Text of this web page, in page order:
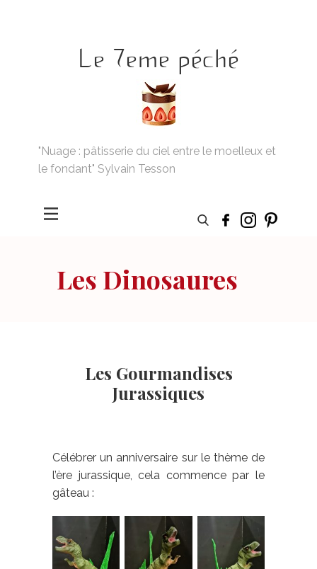
Le 7eme péché
"Nuage : pâtisserie du ciel entre le moelleux et
le fondant" Sylvain Tesson
Les Dinosaures
Les Gourmandises
Jurassiques
Célébrer un anniversaire sur le thème de
l’ère jurassique, cela commence par le
gâteau :